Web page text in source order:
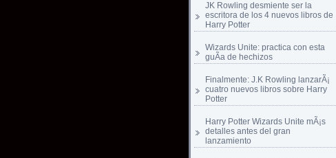
JK Rowling desmiente ser la
escritora de los 4 nuevos libros de
Harry Potter
Wizards Unite: practica con esta
guÃ­a de hechizos
Finalmente: J.K Rowling lanzarÃ¡
cuatro nuevos libros sobre Harry
Potter
Harry Potter Wizards Unite mÃ¡s
detalles antes del gran
lanzamiento